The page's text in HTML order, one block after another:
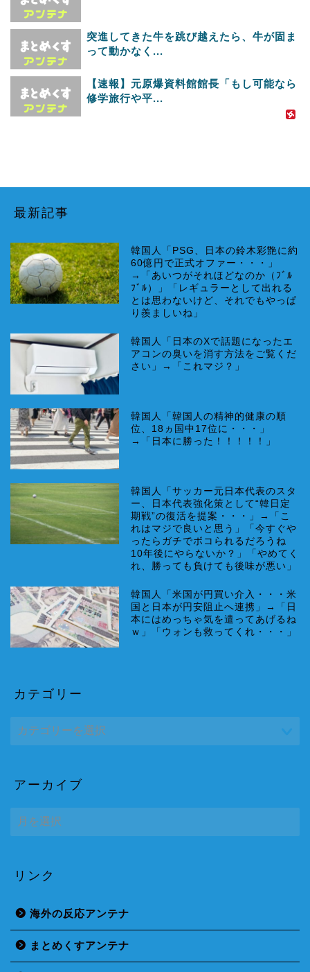
突進してきた牛を跳び越えたら、牛が固ま
って動かなく...
【速報】元原爆資料館館長「もし可能なら
修学旅行や平...
最新記事
韓国人「PSG、日本の鈴木彩艶に約
60億円で正式オファー・・・」
→「あいつがそれほどなのか（ﾌﾞﾙ
ﾌﾞﾙ）」「レギュラーとして出れる
とは思わないけど、それでもやっぱ
り羨ましいね」
韓国人「日本のXで話題になったエ
アコンの臭いを消す方法をご覧くだ
さい」→「これマジ？」
韓国人「韓国人の精神的健康の順
位、18ヵ国中17位に・・・」
→「日本に勝った！！！！！」
韓国人「サッカー元日本代表のスタ
ー、日本代表強化策として“韓日定
期戦”の復活を提案・・・」→「こ
れはマジで良いと思う」「今すぐや
ったらガチでボコられるだろうね
10年後にやらないか？」「やめてく
れ、勝っても負けても後味が悪い」
韓国人「米国が円買い介入・・・米
国と日本が円安阻止へ連携」→「日
本にはめっちゃ気を遣ってあげるね
ｗ」「ウォンも救ってくれ・・・」
カテゴリー
アーカイブ
ー
ブリンク
海外の反応アンテナ
まとめくすアンテナ